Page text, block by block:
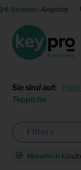
Stunden-Angebot
Sie sind auf:
Teppiche
Filters
Monatlich